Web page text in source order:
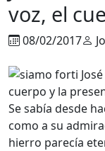
voz, el
08/02/2017
Se sabía desde
como a su
hierro parecía